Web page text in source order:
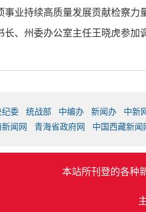
事业持续高质量发展贡献检察力
长、州委办公室主任王晓虎参加
纪委 统战部 中编办 新闻办 中新
闻网
青海省政府网 中国西藏新闻
本站所刊登的各种